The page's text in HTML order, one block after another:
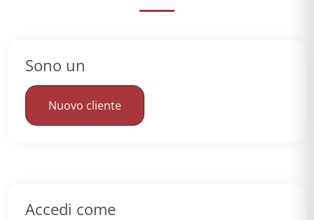
Sono un
Nuovo cliente
Accedi come